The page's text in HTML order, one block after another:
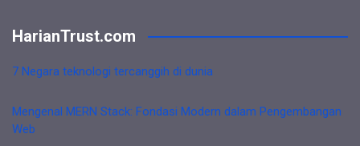
HarianTrust.com
7 Negara teknologi tercanggih di dunia
Mengenal MERN Stack: Fondasi Modern dalam Pengembangan
Web